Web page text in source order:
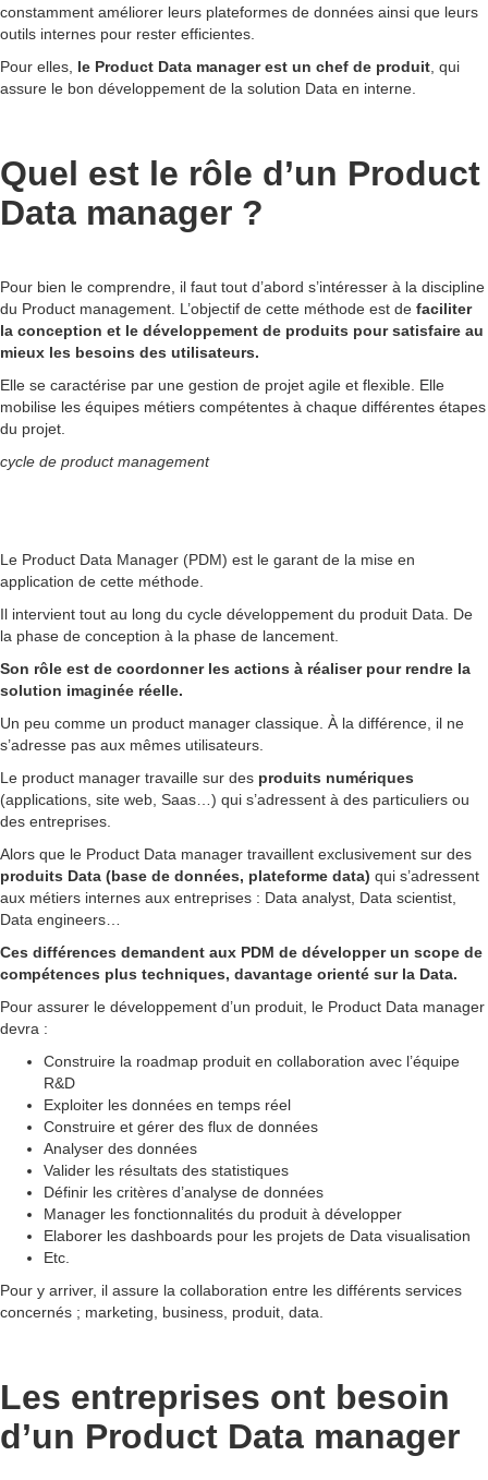
constamment améliorer leurs plateformes de données ainsi que leurs
outils internes pour rester efficientes.
Pour elles, le Product Data manager est un chef de produit , qui
assure le bon développement de la solution Data en interne.
Quel est le rôle d’un Product
Data manager ?
Pour bien le comprendre, il faut tout d’abord s’intéresser à la discipline
du Product management. L’objectif de cette méthode est de faciliter
la conception et le développement de produits pour satisfaire au
mieux les besoins des utilisateurs.
Elle se caractérise par une gestion de projet agile et flexible. Elle
mobilise les équipes métiers compétentes à chaque différentes étapes
du projet.
cycle de product management
Le Product Data Manager (PDM) est le garant de la mise en
application de cette méthode.
Il intervient tout au long du cycle développement du produit Data. De
la phase de conception à la phase de lancement.
Son rôle est de coordonner les actions à réaliser pour rendre la
solution imaginée réelle.
Un peu comme un product manager classique. À la différence, il ne
s’adresse pas aux mêmes utilisateurs.
Le product manager travaille sur des produits numériques
(applications, site web, Saas…) qui s’adressent à des particuliers ou
des entreprises.
Alors que le Product Data manager travaillent exclusivement sur des
produits Data (base de données, plateforme data) qui s’adressent
aux métiers internes aux entreprises : Data analyst, Data scientist,
Data engineers…
Ces différences demandent aux PDM de développer un scope de
compétences plus techniques, davantage orienté sur la Data.
Pour assurer le développement d’un produit, le Product Data manager
devra :
Construire la roadmap produit en collaboration avec l’équipe
R&D
Exploiter les données en temps réel
Construire et gérer des flux de données
Analyser des données
Valider les résultats des statistiques
Définir les critères d’analyse de données
Manager les fonctionnalités du produit à développer
Elaborer les dashboards pour les projets de Data visualisation
Etc.
Pour y arriver, il assure la collaboration entre les différents services
concernés ; marketing, business, produit, data.
Les entreprises ont besoin
d’un Product Data manager